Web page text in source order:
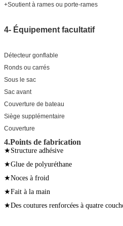
+Soutient à rames ou porte-rames
4- Équipement facultatif
Détecteur gonflable
Ronds ou carrés
Sous le sac
Sac avant
Couverture de bateau
Siège supplémentaire
Couverture
4.Points de fabrication
★Structure adhésive
★Glue de polyuréthane
★Noces à froid
★Fait à la main
★Des coutures renforcées à quatre